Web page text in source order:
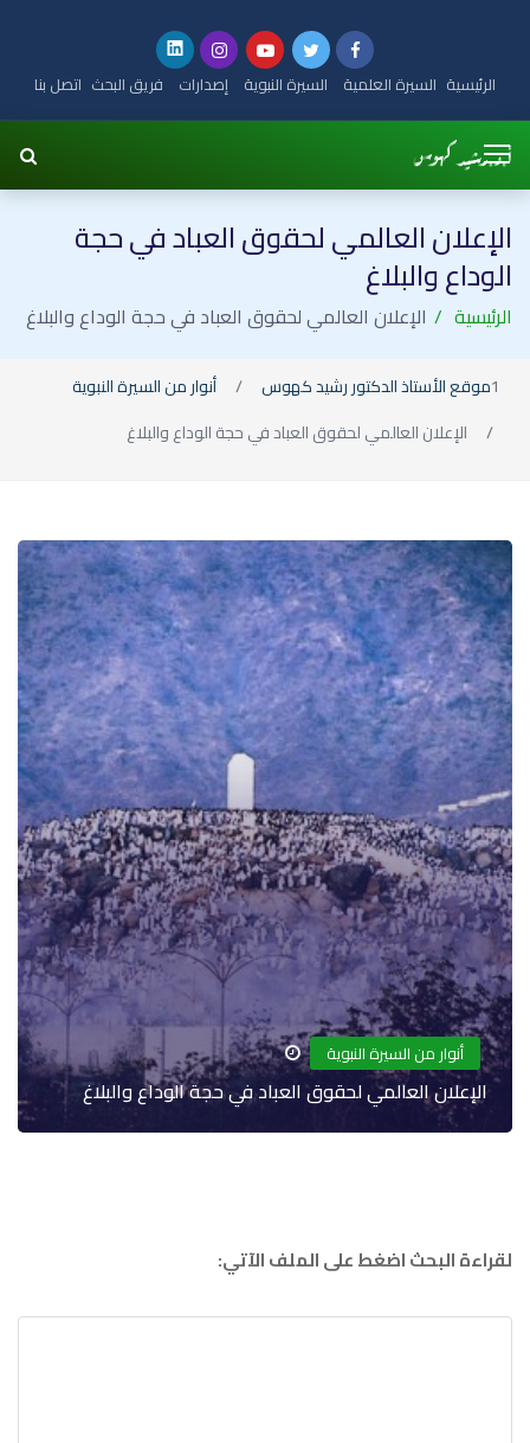
الرئيسية السيرة العلمية السيرة النبوية إصدارات فريق البحث اتصل بنا
الإعلان العالمي لحقوق العباد في حجة
الوداع والبلاغ
الرئيسية الإعلان العالمي لحقوق العباد في حجة الوداع والبلاغ
موقع الأستاذ الدكتور رشيد كهوس
أنوار من السيرة النبوية
الإعلان العالمي لحقوق العباد في حجة الوداع والبلاغ
أنوار من السيرة النبوية
الإعلان العالمي لحقوق العباد في حجة الوداع والبلاغ
لقراءة البحث اضغط على الملف الآتي: